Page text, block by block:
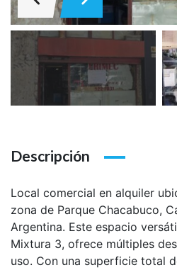
Descripción
Local comercial en alquiler
zona de Parque Chacabuco,
Argentina. Este espacio
Mixtura 3, ofrece múltiples
uso. Con una superficie total